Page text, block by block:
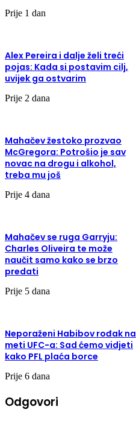
Prije 1 dan
Alex Pereira i dalje želi treći
pojas: Kada si postavim cilj,
uvijek ga ostvarim
Prije 2 dana
Mahačev žestoko prozvao
McGregora: Potrošio je sav
novac na drogu i alkohol,
treba mu još
Prije 4 dana
Mahačev se ruga Garryju:
Charles Oliveira te može
naučit samo kako se brzo
predati
Prije 5 dana
Neporaženi Habibov rođak na
meti UFC-a: Sad ćemo vidjeti
kako PFL plaća borce
Prije 6 dana
Odgovori